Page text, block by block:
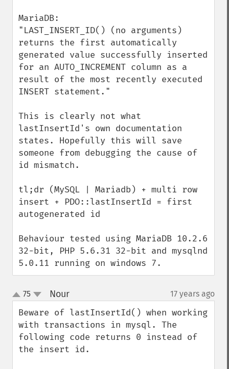
MariaDB:
"LAST_INSERT_ID() (no arguments)
returns the first automatically
generated value successfully inserted
for an AUTO_INCREMENT column as a
result of the most recently executed
INSERT statement."
This is clearly not what
lastInsertId's own documentation
states. Hopefully this will save
someone from debugging the cause of
id mismatch.
tl;dr (MySQL | Mariadb) + multi row
insert + PDO::lastInsertId = first
autogenerated id
Behaviour tested using MariaDB 10.2.6
32-bit, PHP 5.6.31 32-bit and mysqlnd
5.0.11 running on windows 7.
up
down
75 Nour¶ 17 years ago
Beware of lastInsertId() when working
with transactions in mysql. The
following code returns 0 instead of
the insert id.